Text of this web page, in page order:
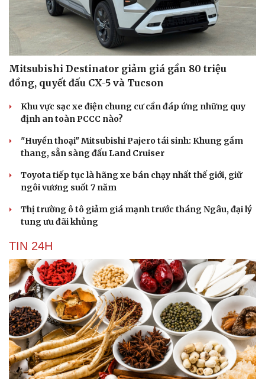
Du lịch
Tư vấn
Săn Tour
check-in
Podcast
Câu chuyện thời sự
Đọc truyện đêm khuya
Cửa sổ tình yêu
Kể chuyện cho bé
Hạt giống tâm hồn
Mitsubishi Destinator giảm giá gần 80 triệu
đồng, quyết đấu CX-5 và Tucson
Khu vực sạc xe điện chung cư cần đáp ứng những quy
định an toàn PCCC nào?
"Huyền thoại" Mitsubishi Pajero tái sinh: Khung gầm
thang, sẵn sàng đấu Land Cruiser
Toyota tiếp tục là hãng xe bán chạy nhất thế giới, giữ
ngôi vương suốt 7 năm
Thị trường ô tô giảm giá mạnh trước tháng Ngâu, đại lý
tung ưu đãi khủng
TIN 24H